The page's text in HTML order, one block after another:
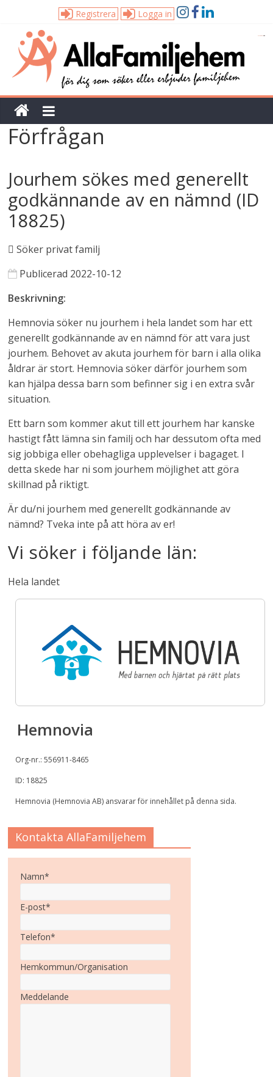
Registrera Logga in
Alla
Familjehem
Unik
tjänst
som
söker
eller
erbjuder
Förfrågan
Jourhem sökes med generellt
godkännande av en nämnd (ID
18825)
Söker privat familj
Publicerad 2022-10-12
Beskrivning:
Hemnovia söker nu jourhem i hela landet som har ett
generellt godkännande av en nämnd för att vara just
jourhem. Behovet av akuta jourhem för barn i alla olika
åldrar är stort. Hemnovia söker därför jourhem som
kan hjälpa dessa barn som befinner sig i en extra svår
situation.
Ett barn som kommer akut till ett jourhem har kanske
hastigt fått lämna sin familj och har dessutom ofta med
sig jobbiga eller obehagliga upplevelser i bagaget. I
detta skede har ni som jourhem möjlighet att göra
skillnad på riktigt.
Är du/ni jourhem med generellt godkännande av
nämnd? Tveka inte på att höra av er!
Vi söker i följande län:
Hela landet
Hemnovia
Org-nr.: 556911-8465
ID: 18825
Hemnovia (Hemnovia AB) ansvarar för innehållet på denna sida.
Kontakta AllaFamiljehem
Namn*
E-post*
Telefon*
Hemkommun/Organisation
Meddelande